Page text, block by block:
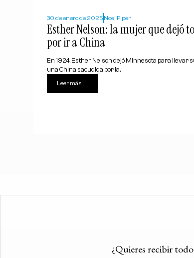
30 de enero de 2025 Noël Piper
Esther Nelson: la mujer que dejó
por ir a China
En 1924, Esther Nelson dejó Minnesota para llevar
una China sacudida por la...
Leer más
¿Quieres recibir